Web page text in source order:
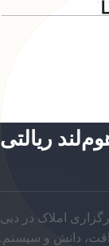
Hattan,
ریالتی
املاک در دبی
دانش و سیستم.